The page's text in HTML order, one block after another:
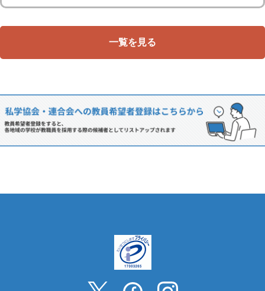
一覧を見る